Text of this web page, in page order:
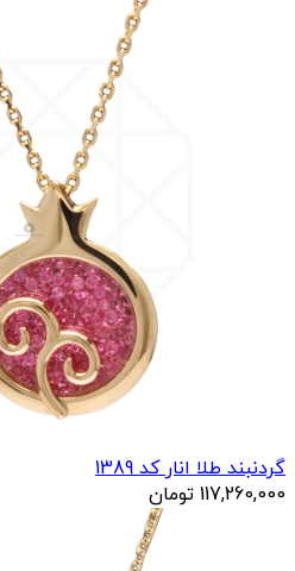
گردنبند طلا انار کد 1389
117,260,000 تومان